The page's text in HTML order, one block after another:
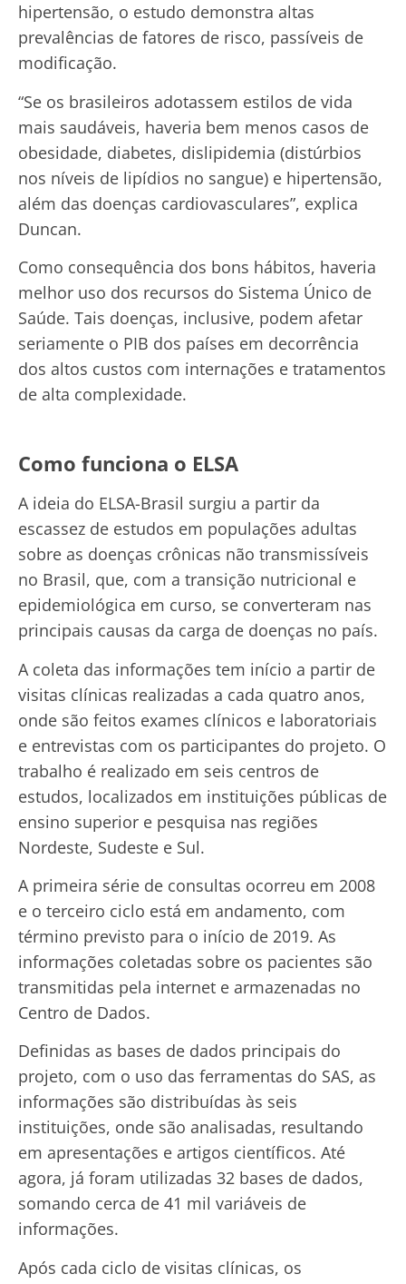
hipertensão, o estudo demonstra altas
prevalências de fatores de risco, passíveis de
modificação.
“Se os brasileiros adotassem estilos de vida
mais saudáveis, haveria bem menos casos de
obesidade, diabetes, dislipidemia (distúrbios
nos níveis de lipídios no sangue) e hipertensão,
além das doenças cardiovasculares”, explica
Duncan.
Como consequência dos bons hábitos, haveria
melhor uso dos recursos do Sistema Único de
Saúde. Tais doenças, inclusive, podem afetar
seriamente o PIB dos países em decorrência
dos altos custos com internações e tratamentos
de alta complexidade.
Como funciona o ELSA
A ideia do ELSA-Brasil surgiu a partir da
escassez de estudos em populações adultas
sobre as doenças crônicas não transmissíveis
no Brasil, que, com a transição nutricional e
epidemiológica em curso, se converteram nas
principais causas da carga de doenças no país.
A coleta das informações tem início a partir de
visitas clínicas realizadas a cada quatro anos,
onde são feitos exames clínicos e laboratoriais
e entrevistas com os participantes do projeto. O
trabalho é realizado em seis centros de
estudos, localizados em instituições públicas de
ensino superior e pesquisa nas regiões
Nordeste, Sudeste e Sul.
A primeira série de consultas ocorreu em 2008
e o terceiro ciclo está em andamento, com
término previsto para o início de 2019. As
informações coletadas sobre os pacientes são
transmitidas pela internet e armazenadas no
Centro de Dados.
Definidas as bases de dados principais do
projeto, com o uso das ferramentas do SAS, as
informações são distribuídas às seis
instituições, onde são analisadas, resultando
em apresentações e artigos científicos. Até
agora, já foram utilizadas 32 bases de dados,
somando cerca de 41 mil variáveis de
informações.
Após cada ciclo de visitas clínicas, os